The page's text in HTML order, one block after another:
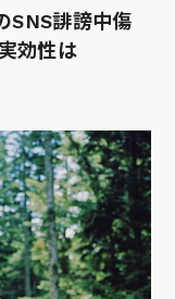
SNS誹謗中傷
効性は